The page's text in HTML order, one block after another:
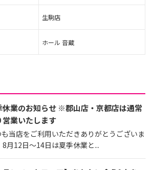
生駒店
ホール 音蔵
休業のお知らせ ※郡山店・京都店は通常
営業いたします
も当店をご利用いただきありがとうございま
8月12日～14日は夏季休業と...